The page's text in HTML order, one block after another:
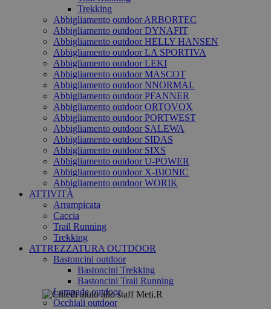
Trekking
Abbigliamento outdoor ARBORTEC
Abbigliamento outdoor DYNAFIT
Abbigliamento outdoor HELLY HANSEN
Abbigliamento outdoor LA SPORTIVA
Abbigliamento outdoor LEKI
Abbigliamento outdoor MASCOT
Abbigliamento outdoor NNORMAL
Abbigliamento outdoor PFANNER
Abbigliamento outdoor ORTOVOX
Abbigliamento outdoor PORTWEST
Abbigliamento outdoor SALEWA
Abbigliamento outdoor SIDAS
Abbigliamento outdoor SIXS
Abbigliamento outdoor U-POWER
Abbigliamento outdoor X-BIONIC
Abbigliamento outdoor WORIK
ATTIVITÀ
Arrampicata
Caccia
Trail Running
Trekking
ATTREZZATURA OUTDOOR
Bastoncini outdoor
Bastoncini Trekking
Bastoncini Trail Running
Lampade outdoor
Occhiali outdoor